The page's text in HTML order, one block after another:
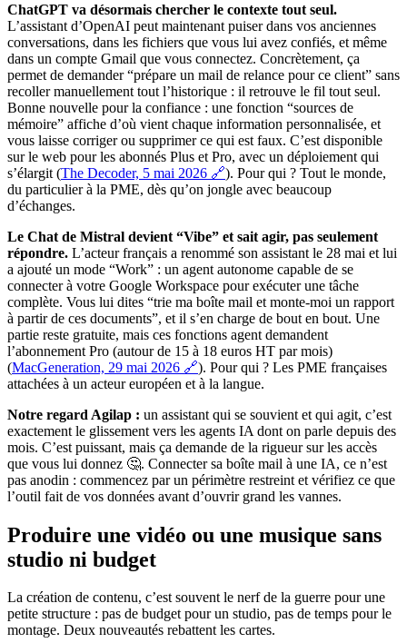
ChatGPT va désormais chercher le contexte tout seul.
L’assistant d’OpenAI peut maintenant puiser dans vos anciennes
conversations, dans les fichiers que vous lui avez confiés, et même
dans un compte Gmail que vous connectez. Concrètement, ça
permet de demander “prépare un mail de relance pour ce client” sans
recoller manuellement tout l’historique : il retrouve le fil tout seul.
Bonne nouvelle pour la confiance : une fonction “sources de
mémoire” affiche d’où vient chaque information personnalisée, et
vous laisse corriger ou supprimer ce qui est faux. C’est disponible
sur le web pour les abonnés Plus et Pro, avec un déploiement qui
s’élargit (The Decoder, 5 mai 2026 🔗). Pour qui ? Tout le monde,
du particulier à la PME, dès qu’on jongle avec beaucoup
d’échanges.
Le Chat de Mistral devient “Vibe” et sait agir, pas seulement
répondre. L’acteur français a renommé son assistant le 28 mai et lui
a ajouté un mode “Work” : un agent autonome capable de se
connecter à votre Google Workspace pour exécuter une tâche
complète. Vous lui dites “trie ma boîte mail et monte-moi un rapport
à partir de ces documents”, et il s’en charge de bout en bout. Une
partie reste gratuite, mais ces fonctions agent demandent
l’abonnement Pro (autour de 15 à 18 euros HT par mois)
(MacGeneration, 29 mai 2026 🔗). Pour qui ? Les PME françaises
attachées à un acteur européen et à la langue.
Notre regard Agilap : un assistant qui se souvient et qui agit, c’est
exactement le glissement vers les agents IA dont on parle depuis des
mois. C’est puissant, mais ça demande de la rigueur sur les accès
que vous lui donnez 🤔. Connecter sa boîte mail à une IA, ce n’est
pas anodin : commencez par un périmètre restreint et vérifiez ce que
l’outil fait de vos données avant d’ouvrir grand les vannes.
Produire une vidéo ou une musique sans
studio ni budget
La création de contenu, c’est souvent le nerf de la guerre pour une
petite structure : pas de budget pour un studio, pas de temps pour le
montage. Deux nouveautés rebattent les cartes.